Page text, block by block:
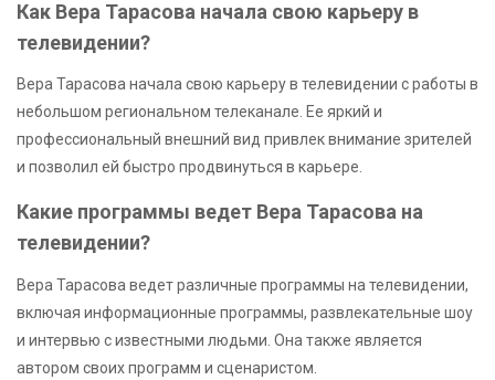
Как Вера Тарасова начала свою карьеру в
телевидении?
Вера Тарасова начала свою карьеру в телевидении с работы в
небольшом региональном телеканале. Ее яркий и
профессиональный внешний вид привлек внимание зрителей
и позволил ей быстро продвинуться в карьере.
Какие программы ведет Вера Тарасова на
телевидении?
Вера Тарасова ведет различные программы на телевидении,
включая информационные программы, развлекательные шоу
и интервью с известными людьми. Она также является
автором своих программ и сценаристом.